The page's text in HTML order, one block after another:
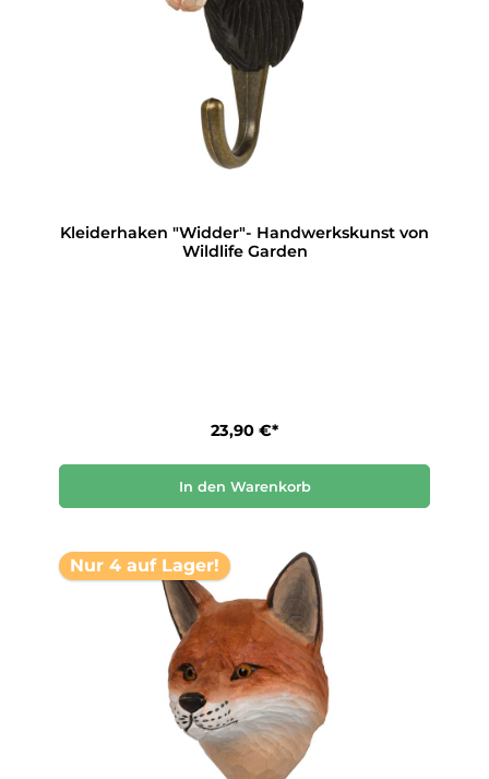
Kleiderhaken "Widder"- Handwerkskunst von
Wildlife Garden
23,90 €*
In den Warenkorb
Nur 4 auf Lager!